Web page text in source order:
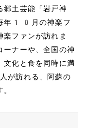
郷土芸能「岩戸神
年10月の神楽フ
楽ファンが訪れま
ーナーや、全国の神
文化と食を同時に満
が訪れる、阿蘇の